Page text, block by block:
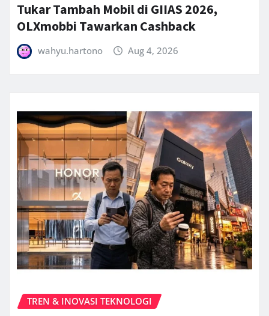
Tukar Tambah Mobil di GIIAS 2026,
OLXmobbi Tawarkan Cashback
wahyu.hartono Aug 4, 2026
TREN & INOVASI TEKNOLOGI